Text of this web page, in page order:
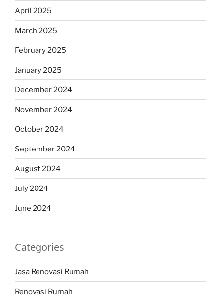
April 2025
March 2025
February 2025
January 2025
December 2024
November 2024
October 2024
September 2024
August 2024
July 2024
June 2024
Categories
Jasa Renovasi Rumah
Renovasi Rumah